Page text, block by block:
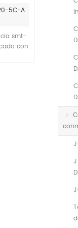
5C-A
smt-
con
led